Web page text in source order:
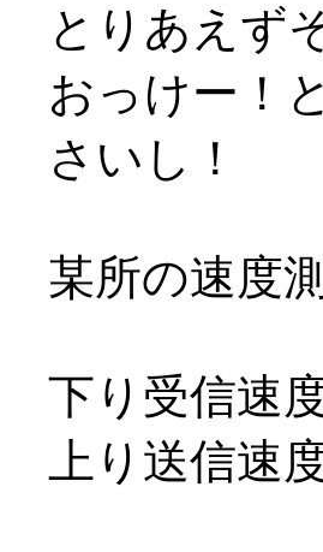
とりあえず
おっけー！
さいし！
某所の速度
下り受信速
上り送信速